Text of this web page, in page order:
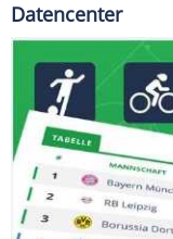
Datencenter